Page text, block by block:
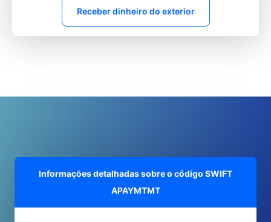
Receber dinheiro do exterior
Informações detalhadas sobre o código SWIFT
APAYMTMT